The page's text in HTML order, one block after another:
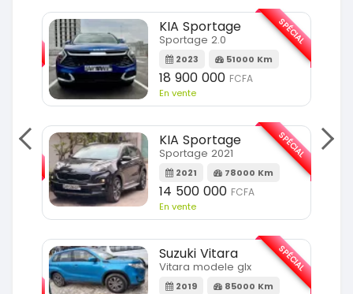
SPÉCIAL
KIA Sportage
Sportage 2.0
2023 51000 Km
18 900 000 FCFA
En vente
SPÉCIAL
KIA Sportage
Sportage 2021
2021 78000 Km
14 500 000 FCFA
En vente
SPÉCIAL
Suzuki Vitara
Vitara modele glx
2019 85000 Km
SPÉCIAL